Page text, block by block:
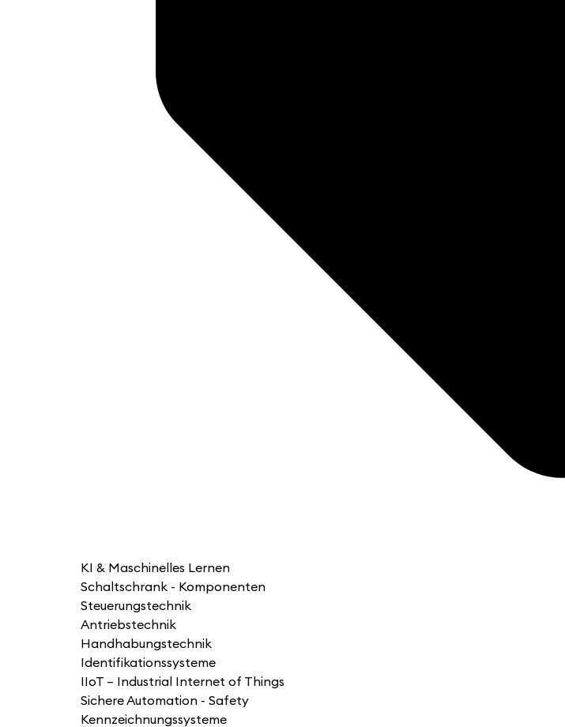
KI & Maschinelles Lernen
Schaltschrank - Komponenten
Steuerungstechnik
Antriebstechnik
Handhabungstechnik
Identifikationssysteme
IIoT – Industrial Internet of Things
Sichere Automation - Safety
Kennzeichnungssysteme